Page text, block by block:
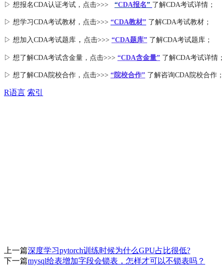
▷ 想报名CDA认证考试，点击>>> “CDA报名” 了解CDA考试详情；
▷ 想学习CDA考试教材，点击>>> “CDA教材” 了解CDA考试教材；
▷ 想加入CDA考试题库 ， 点击>>> “CDA题库” 了解CDA考试题库；
▷ 想了解CDA考试含金量 ，点击>>> “CDA含金量” 了解CDA考试详情
▷ 想了解CDA院校合作 ，点击>>> “院校合作” 了解咨询CDA院校合作
R语言 索引
上一篇深度学习pytorch训练时候为什么GPU占比很低?
下一篇mysql给表增加字段会锁表，怎样才可以不锁表吗？